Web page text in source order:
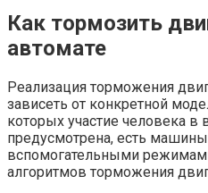
Как тормозить
автомате
Реализация торможения
зависеть от конкретной
которых участие человека в
предусмотрена, есть
вспомогательными
алгоритмов торможения